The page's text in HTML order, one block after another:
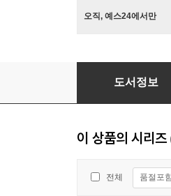
오직, 예스24에서만
한다 군 1
도서정보
이 상품의 시리즈
전체 품절포